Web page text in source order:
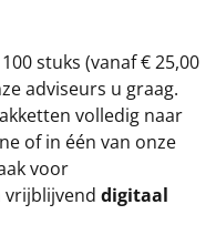
stuks (vanaf € 25,00
adviseurs u graag.
volledig naar
of in één van onze
voor
vrijblijvend digitaal